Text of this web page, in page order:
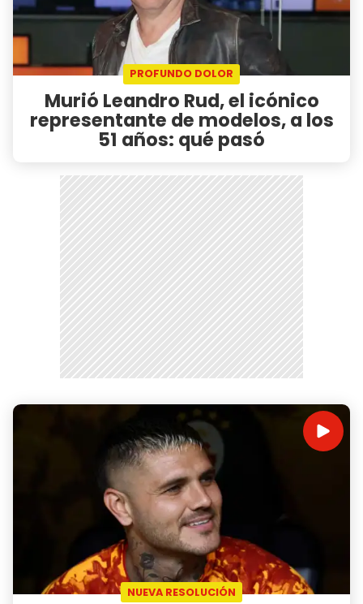
PROFUNDO DOLOR
Murió Leandro Rud, el icónico
representante de modelos, a los
51 años: qué pasó
NUEVA RESOLUCIÓN